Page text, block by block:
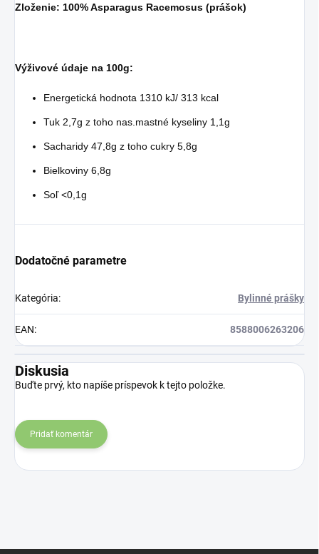
Zloženie: 100% Asparagus Racemosus (prášok)
Výživové údaje na 100g:
Energetická hodnota 1310 kJ/ 313 kcal
Tuk 2,7g z toho nas.mastné kyseliny 1,1g
Sacharidy 47,8g z toho cukry 5,8g
Bielkoviny 6,8g
Soľ <0,1g
Dodatočné parametre
Kategória: Bylinné prášky
EAN: 8588006263206
Diskusia
Buďte prvý, kto napíše príspevok k tejto položke.
Pridať komentár